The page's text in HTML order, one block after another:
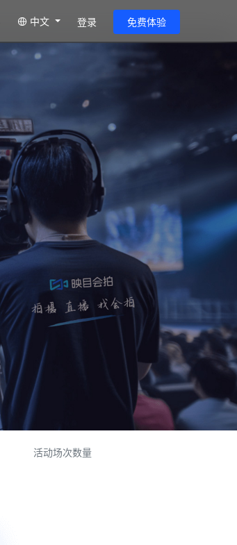
中文 登录 免费体验
活动场次数量